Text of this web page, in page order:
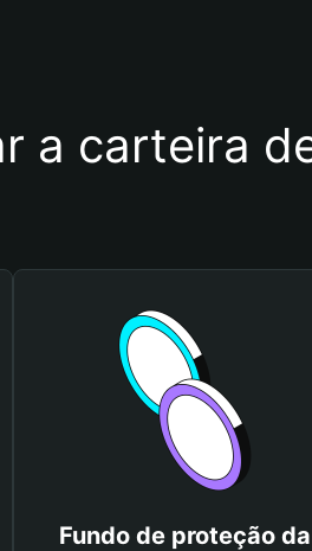
a carteira
Fundo de proteção da